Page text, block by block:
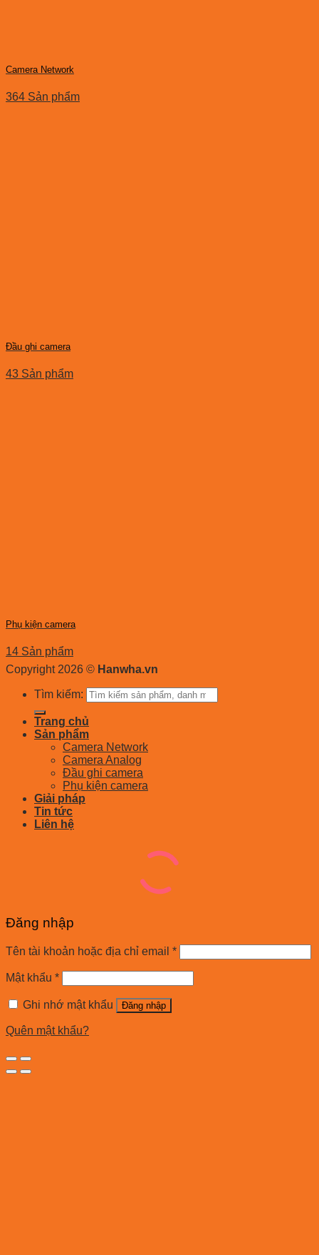
Camera Network
364 Sản phẩm
Đầu ghi camera
43 Sản phẩm
Phụ kiện camera
14 Sản phẩm
Copyright 2026 © Hanwha.vn
Tìm kiếm:
Trang chủ
Sản phẩm
Camera Network
Camera Analog
Đầu ghi camera
Phụ kiện camera
Giải pháp
Tin tức
Liên hệ
Đăng nhập
Tên tài khoản hoặc địa chỉ email *
Mật khẩu *
Ghi nhớ mật khẩu Đăng nhập
Quên mật khẩu?